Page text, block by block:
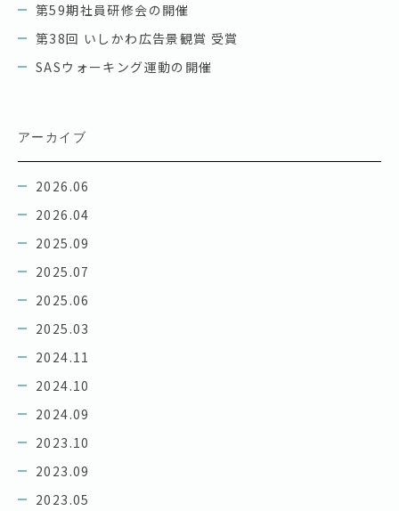
第59期社員研修会の開催
第38回 いしかわ広告景観賞 受賞
SASウォーキング運動の開催
アーカイブ
2026.06
2026.04
2025.09
2025.07
2025.06
2025.03
2024.11
2024.10
2024.09
2023.10
2023.09
2023.05